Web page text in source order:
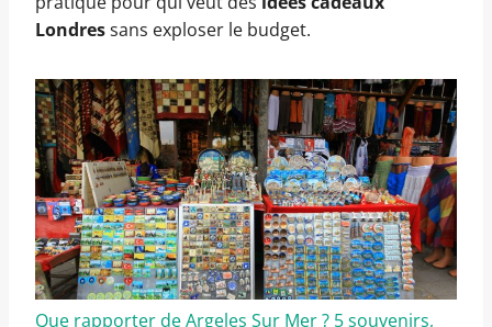
Londressans exploser le budget.
Que rapporter de Argeles Sur Mer ? 5 souvenirs,